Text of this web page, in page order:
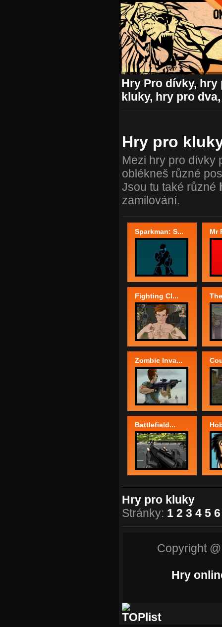
Hry Pro dívky,
kluky, hry pro
Hry pro
Mezi hry pro dívky
oblékneš různé
Jsou tu také různé
zamilování.
Sparkman: S... Mr
Fighting Cl...
Zombie Inva...
Battlefield...
Hry pro kluky
Stránky: 1 2 3 4 5 6
Copyright
Hry